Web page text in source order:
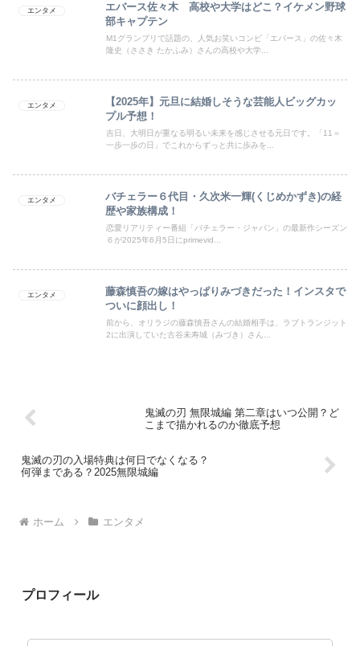
エンタメ
エバース佐々木 高校や大学はどこ？イケメン野球
部キャプテン
M1グランプリで話題の、人気お笑いコンビ「エバース」の佐々木
隆史（ささき たかふみ）さんの高校や大学...
エンタメ
【2025年】元旦に結婚しそうな芸能人ビッグカッ
プル予想！
吉日、大明日が重なる明るい未来を感じさせる元日です。「11＝
一歩一歩の日」でこれからずっと共に歩みを...
エンタメ
バチェラー６代目・久次米一輝(くじめかずき)の経
歴や家族構成！
恋愛リアリティー番組「バチェラー・ジャパン」の最新作シーズン
６が2025年6月5日にprimevid...
エンタメ
藤森慎吾の嫁はやっぱりみづきだった！インスタで
ついに顔出し！
前から、オリラジの藤森慎吾さんの結婚相手は、ラブトランジット
2に出演していた古谷未寿城（みづき）さん...
鬼滅の刃 無限城編 第二章はいつ公開？ど
こまで描かれるのか徹底予想
鬼滅の刃の入場特典は何日でなくなる？
何弾まである？2025無限城編
ホーム エンタメ
プロフィール